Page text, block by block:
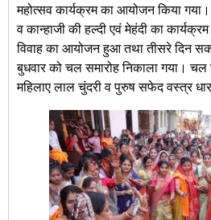
महोत्सव कार्यक्रम का आयोजन किया
व कान्हाजी की हल्दी एवं मेहंदी का
विवाह का आयोजन हुआ तथा तीसरे दिन
बुधवार को चल समारोह निकाला गया। चल
महिलाए लाल चुंदरी व पुरुष सफेद वस्त्र